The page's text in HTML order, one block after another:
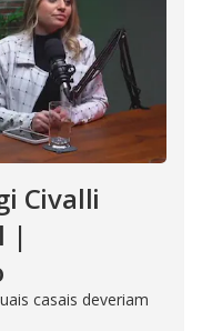
Civalli
|
casais deveriam